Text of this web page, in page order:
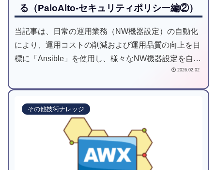
る（PaloAlto-セキュリティポリシー編②）
当記事は、日常の運用業務（NW機器設定）の自動化
により、運用コストの削減および運用品質の向上を目
標に「Ansible」を使用し、様々なNW機器設定を自動
2026.02.02
その他技術ナレッジ